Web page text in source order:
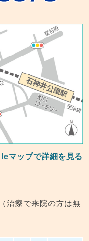
マップで詳細を見る
治療で来院の方は無